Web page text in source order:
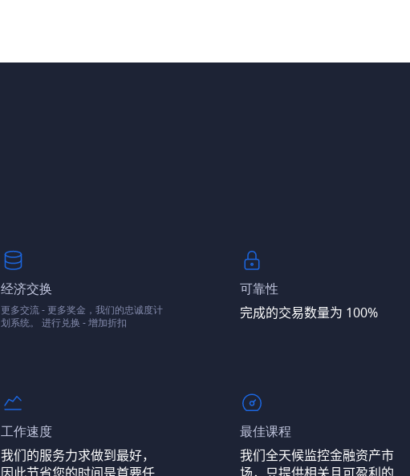
经济交换
更多交流 - 更多奖金，我们的忠诚度计
划系统。 进行兑换 - 增加折扣
可靠性
完成的交易数量为 100%
工作速度
我们的服务力求做到最好，
因此节省您的时间是首要任
最佳课程
我们全天候监控金融资产市
场，只提供相关且可盈利的